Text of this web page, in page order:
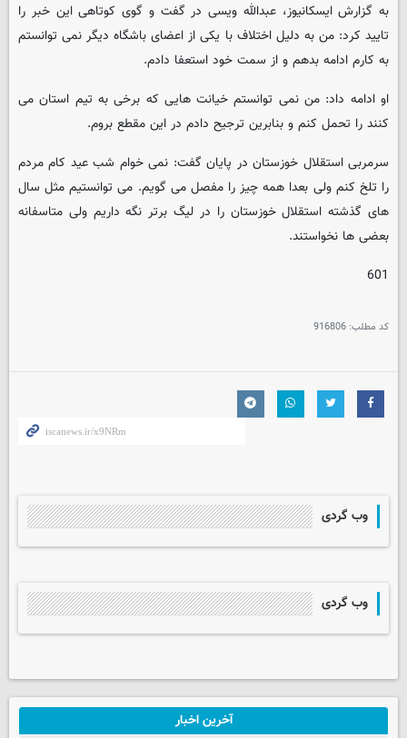
به گزارش ایسکانیوز، عبدالله ویسی در گفت و گوی کوتاهی این خبر را
تایید کرد: من به دلیل اختلاف با یکی از اعضای باشگاه دیگر نمی توانستم
به کارم ادامه بدهم و از سمت خود استعفا دادم.
او ادامه داد: من نمی توانستم خیانت هایی که برخی به تیم استان می
کنند را تحمل کنم و بنابرین ترجیح دادم در این مقطع بروم.
سرمربی استقلال خوزستان در پایان گفت: نمی خوام شب عید کام مردم
را تلخ کنم ولی بعدا همه چیز را مفصل می گویم. می توانستیم مثل سال
های گذشته استقلال خوزستان را در لیگ برتر نگه داریم ولی متاسفانه
بعضی ها نخواستند.
601
کد مطلب: 916806
وب گردی
وب گردی
آخرین اخبار